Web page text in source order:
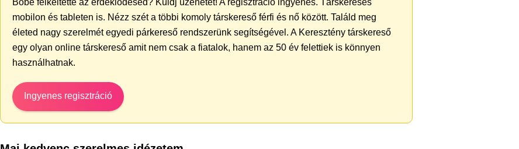
mobilon és tableten is. Nézz szét a többi komoly társkereső férfi és nő között. Találd meg
életed nagy szerelmét egyedi párkereső rendszerünk segítségével. A Keresztény társkereső
egy olyan online társkereső amit nem csak a fiatalok, hanem az 50 év felettiek is könnyen
használhatnak.
Ingyenes regisztráció